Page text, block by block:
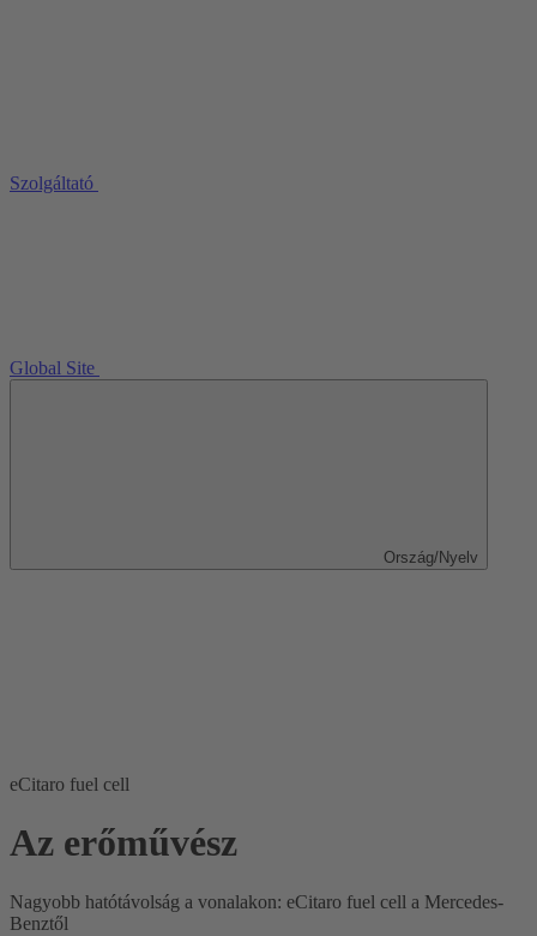
Szolgáltató
Global Site
Ország/Nyelv
eCitaro fuel cell
Az erőművész
Nagyobb hatótávolság a vonalakon: eCitaro fuel cell a Mercedes-
Benztől